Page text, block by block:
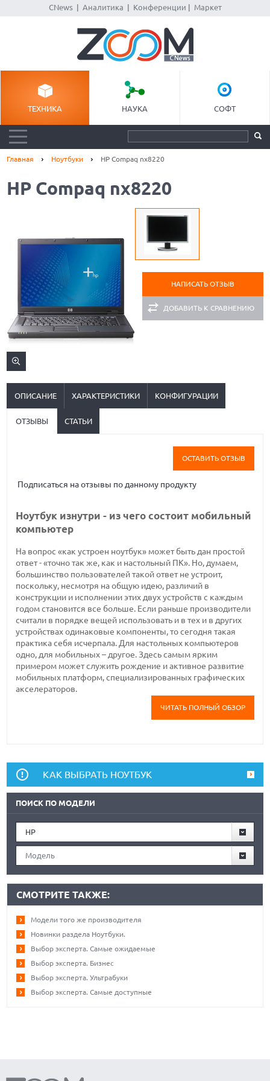
CNews| Аналитика Конференции Маркет
ТЕХНИКА НАУКА СОФТ
Главная Ноутбуки HP Compaq nx8220
HP Compaq nx8220
НАПИСАТЬ ОТЗЫВ
ДОБАВИТЬ К СРАВНЕНИЮ
ОПИСАНИЕ ХАРАКТЕРИСТИКИ КОНФИГУРАЦИИ
ОТЗЫВЫ СТАТЬИ
ОСТАВИТЬ ОТЗЫВ
Подписаться на отзывы по данному продукту
Ноутбук изнутри - из чего состоит мобильный
компьютер
На вопрос «как устроен ноутбук» может быть дан простой
ответ - «точно так же, как и настольный ПК». Но, думаем,
большинство пользователей такой ответ не устроит,
поскольку, несмотря на общую идею, различий в
конструкции и исполнении этих двух устройств с каждым
годом становится все больше. Если раньше производители
считали в порядке вещей использовать и в тех и в других
устройствах одинаковые компоненты, то сегодня такая
практика себя исчерпала. Для настольных компьютеров
одно, для мобильных – другое. Здесь самым ярким
примером может служить рождение и активное развитие
мобильных платформ, специализированных графических
акселераторов.
ЧИТАТЬ ПОЛНЫЙ ОБЗОР
КАК ВЫБРАТЬ НОУТБУК
ПОИСК ПО МОДЕЛИ
HP
Модель
СМОТРИТЕ ТАКЖЕ:
Модели того же производителя
Новинки раздела Ноутбуки.
Выбор эксперта. Самые ожидаемые
Выбор эксперта. Бизнес
Выбор эксперта. Ультрабуки
Выбор эксперта. Самые доступные